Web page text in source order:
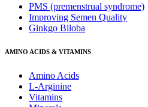
PMS (premenstrual syndrome)
Improving Semen Quality
Ginkgo Biloba
AMINO ACIDS & VITAMINS
Amino Acids
L-Arginine
Vitamins